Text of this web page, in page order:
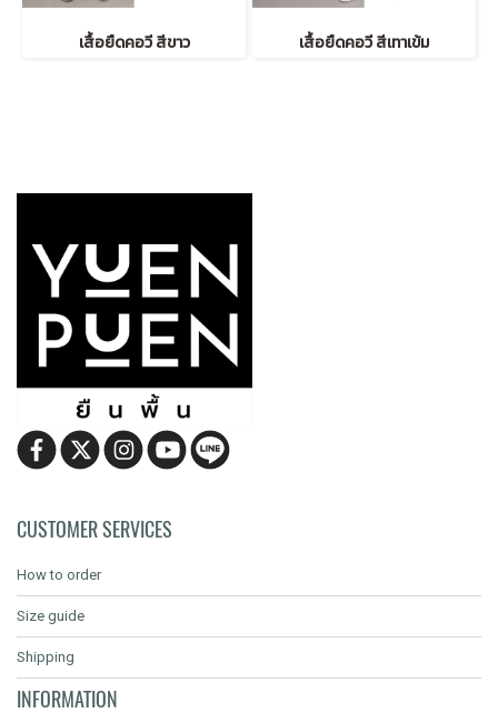
เสื้อยืดคอวี สีขาว เสื้อยืดคอวี สีเทาเข้ม
CUSTOMER SERVICES
How to order
Size guide
Shipping
INFORMATION